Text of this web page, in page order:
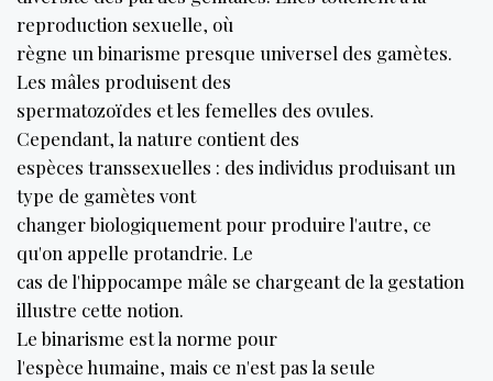
reproduction sexuelle, où
règne un binarisme presque universel des gamètes.
Les mâles produisent des
spermatozoïdes et les femelles des ovules.
Cependant, la nature contient des
espèces transsexuelles : des individus produisant un
type de gamètes vont
changer biologiquement pour produire l'autre, ce
qu'on appelle protandrie. Le
cas de l'hippocampe mâle se chargeant de la gestation
illustre cette notion.
Le binarisme est la norme pour
l'espèce humaine, mais ce n'est pas la seule